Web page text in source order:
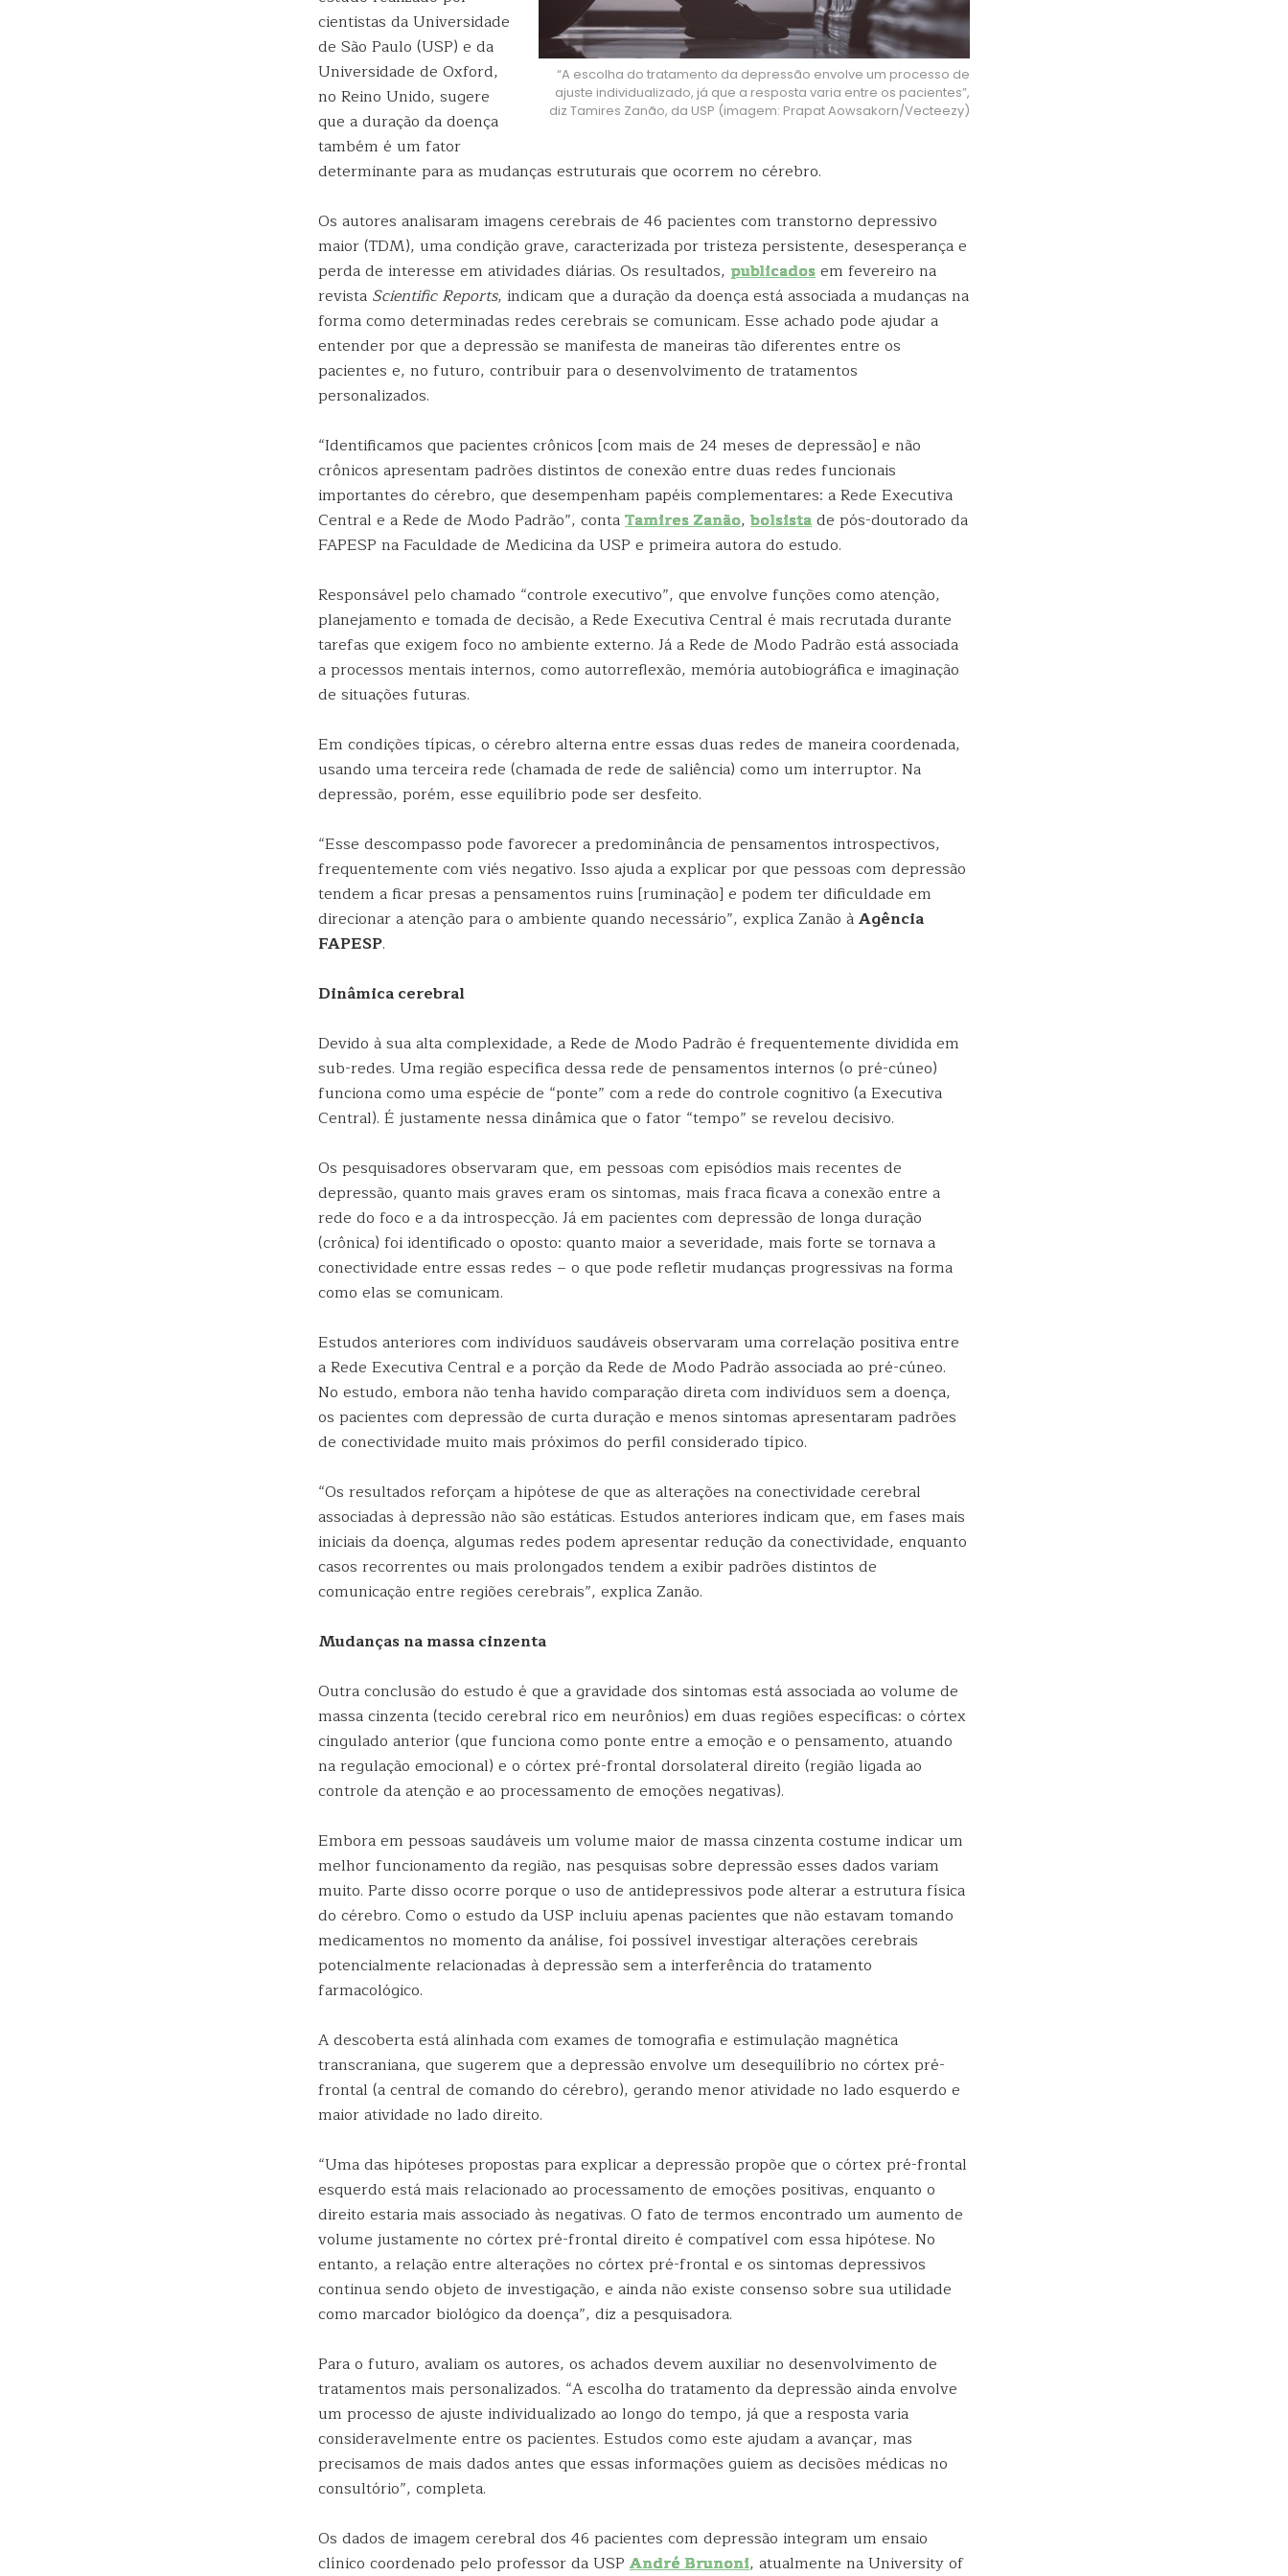
“A escolha do tratamento da depressão envolve um processo de
ajuste individualizado, já que a resposta varia entre os pacientes”,
diz Tamires Zanão, da USP (imagem: Prapat Aowsakorn/Vecteezy)
cientistas da Universidade
de São Paulo (USP) e da
Universidade de Oxford,
no Reino Unido, sugere
que a duração da doença
também é um fator
determinante para as mudanças estruturais que ocorrem no cérebro.
Os autores analisaram imagens cerebrais de 46 pacientes com transtorno depressivo
maior (TDM), uma condição grave, caracterizada por tristeza persistente, desesperança e
perda de interesse em atividades diárias. Os resultados, publicadosem fevereiro na
revista Scientific Reports, indicam que a duração da doença está associada a mudanças na
forma como determinadas redes cerebrais se comunicam. Esse achado pode ajudar a
entender por que a depressão se manifesta de maneiras tão diferentes entre os
pacientes e, no futuro, contribuir para o desenvolvimento de tratamentos
personalizados.
“Identificamos que pacientes crônicos [com mais de 24 meses de depressão] e não
crônicos apresentam padrões distintos de conexão entre duas redes funcionais
importantes do cérebro, que desempenham papéis complementares: a Rede Executiva
Central e a Rede de Modo Padrão”, contaTamires Zanão, bolsistade pós-doutorado da
FAPESP na Faculdade de Medicina da USP e primeira autora do estudo.
Responsável pelo chamado “controle executivo”, que envolve funções como atenção,
planejamento e tomada de decisão, a Rede Executiva Central é mais recrutada durante
tarefas que exigem foco no ambiente externo. Já a Rede de Modo Padrão está associada
a processos mentais internos, como autorreflexão, memória autobiográfica e imaginação
de situações futuras.
Em condições típicas, o cérebro alterna entre essas duas redes de maneira coordenada,
usando uma terceira rede (chamada de rede de saliência) como um interruptor. Na
depressão, porém, esse equilíbrio pode ser desfeito.
“Esse descompasso pode favorecer a predominância de pensamentos introspectivos,
frequentemente com viés negativo. Isso ajuda a explicar por que pessoas com depressão
tendem a ficar presas a pensamentos ruins [ruminação] e podem ter dificuldade em
direcionar a atenção para o ambiente quando necessário”, explica Zanão àAgência
FAPESP.
Dinâmica cerebral
Devido à sua alta complexidade, a Rede de Modo Padrão é frequentemente dividida em
sub-redes. Uma região específica dessa rede de pensamentos internos (o pré-cúneo)
funciona como uma espécie de “ponte” com a rede do controle cognitivo (a Executiva
Central). É justamente nessa dinâmica que o fator “tempo” se revelou decisivo.
Os pesquisadores observaram que, em pessoas com episódios mais recentes de
depressão, quanto mais graves eram os sintomas, mais fraca ficava a conexão entre a
rede do foco e a da introspecção. Já em pacientes com depressão de longa duração
(crônica) foi identificado o oposto: quanto maior a severidade, mais forte se tornava a
conectividade entre essas redes – o que pode refletir mudanças progressivas na forma
como elas se comunicam.
Estudos anteriores com indivíduos saudáveis observaram uma correlação positiva entre
a Rede Executiva Central e a porção da Rede de Modo Padrão associada ao pré-cúneo.
No estudo, embora não tenha havido comparação direta com indivíduos sem a doença,
os pacientes com depressão de curta duração e menos sintomas apresentaram padrões
de conectividade muito mais próximos do perfil considerado típico.
“Os resultados reforçam a hipótese de que as alterações na conectividade cerebral
associadas à depressão não são estáticas. Estudos anteriores indicam que, em fases mais
iniciais da doença, algumas redes podem apresentar redução da conectividade, enquanto
casos recorrentes ou mais prolongados tendem a exibir padrões distintos de
comunicação entre regiões cerebrais”, explica Zanão.
Mudanças na massa cinzenta
Outra conclusão do estudo é que a gravidade dos sintomas está associada ao volume de
massa cinzenta (tecido cerebral rico em neurônios) em duas regiões específicas: o córtex
cingulado anterior (que funciona como ponte entre a emoção e o pensamento, atuando
na regulação emocional) e o córtex pré-frontal dorsolateral direito (região ligada ao
controle da atenção e ao processamento de emoções negativas).
Embora em pessoas saudáveis um volume maior de massa cinzenta costume indicar um
melhor funcionamento da região, nas pesquisas sobre depressão esses dados variam
muito. Parte disso ocorre porque o uso de antidepressivos pode alterar a estrutura física
do cérebro. Como o estudo da USP incluiu apenas pacientes que não estavam tomando
medicamentos no momento da análise, foi possível investigar alterações cerebrais
potencialmente relacionadas à depressão sem a interferência do tratamento
farmacológico.
A descoberta está alinhada com exames de tomografia e estimulação magnética
transcraniana, que sugerem que a depressão envolve um desequilíbrio no córtex pré-
frontal (a central de comando do cérebro), gerando menor atividade no lado esquerdo e
maior atividade no lado direito.
“Uma das hipóteses propostas para explicar a depressão propõe que o córtex pré-frontal
esquerdo está mais relacionado ao processamento de emoções positivas, enquanto o
direito estaria mais associado às negativas. O fato de termos encontrado um aumento de
volume justamente no córtex pré-frontal direito é compatível com essa hipótese. No
entanto, a relação entre alterações no córtex pré-frontal e os sintomas depressivos
continua sendo objeto de investigação, e ainda não existe consenso sobre sua utilidade
como marcador biológico da doença”, diz a pesquisadora.
Para o futuro, avaliam os autores, os achados devem auxiliar no desenvolvimento de
tratamentos mais personalizados. “A escolha do tratamento da depressão ainda envolve
um processo de ajuste individualizado ao longo do tempo, já que a resposta varia
consideravelmente entre os pacientes. Estudos como este ajudam a avançar, mas
precisamos de mais dados antes que essas informações guiem as decisões médicas no
consultório”, completa.
Os dados de imagem cerebral dos 46 pacientes com depressão integram um ensaio
clínico coordenado pelo professor da USP André Brunoni, atualmente na University of